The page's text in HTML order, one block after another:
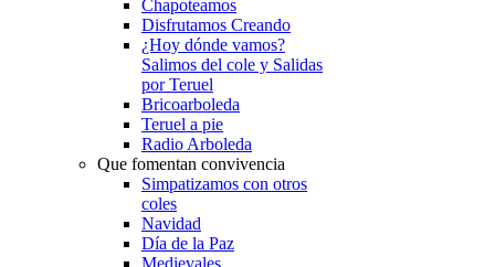
Chapoteamos
Disfrutamos Creando
¿Hoy dónde vamos?
Salimos del cole y Salidas
por Teruel
Bricoarboleda
Teruel a pie
Radio Arboleda
Que fomentan convivencia
Simpatizamos con otros
coles
Navidad
Día de la Paz
Medievales